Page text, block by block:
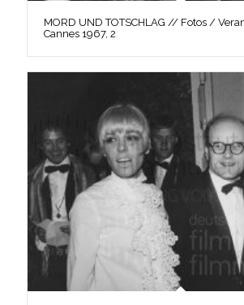
MORD UND TOTSCHLAG // Fotos /
Cannes 1967, 2